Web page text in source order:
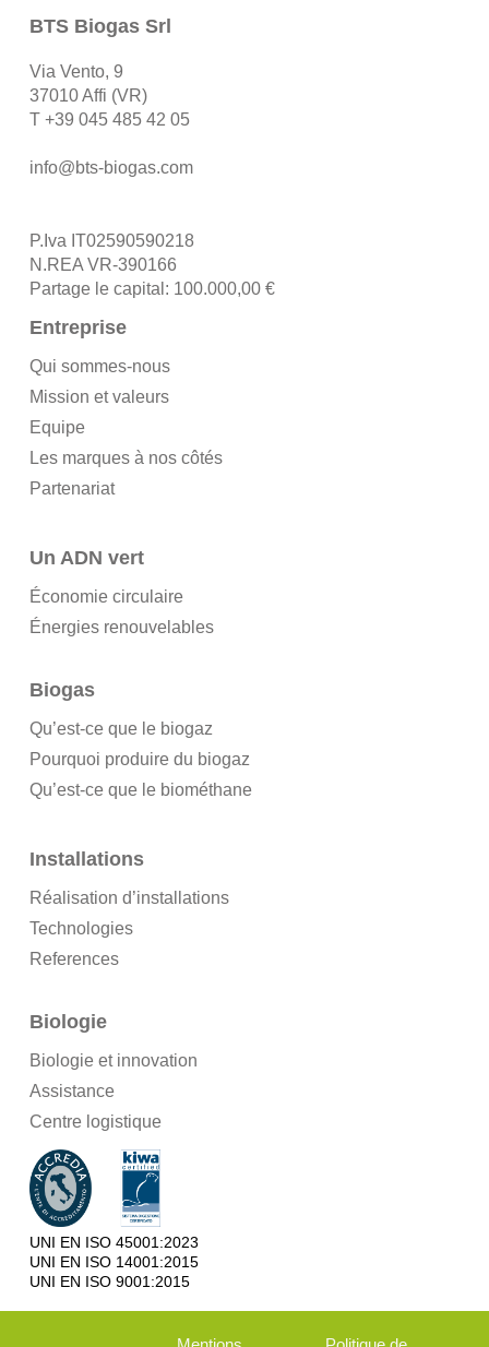
BTS Biogas Srl
Via Vento, 9
37010 Affi (VR)
T +39 045 485 42 05
info@bts-biogas.com
P.Iva IT02590590218
N.REA VR-390166
Partage le capital: 100.000,00 €
Entreprise
Qui sommes-nous
Mission et valeurs
Equipe
Les marques à nos côtés
Partenariat
Un ADN vert
Économie circulaire
Énergies renouvelables
Biogas
Qu’est-ce que le biogaz
Pourquoi produire du biogaz
Qu’est-ce que le biométhane
Installations
Réalisation d’installations
Technologies
References
Biologie
Biologie et innovation
Assistance
Centre logistique
UNI EN ISO 45001:2023
UNI EN ISO 14001:2015
UNI EN ISO 9001:2015